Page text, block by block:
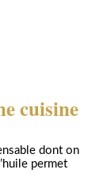
cuisine
dont on
permet